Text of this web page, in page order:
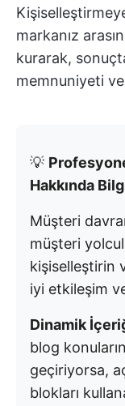
markanız
kurarak,
memnuniyeti
💡
Hakkında
Müşteri
müşteri
kişiselleştirin
iyi etkileşim
Dinamik
blog
geçiriyorsa,
blokları